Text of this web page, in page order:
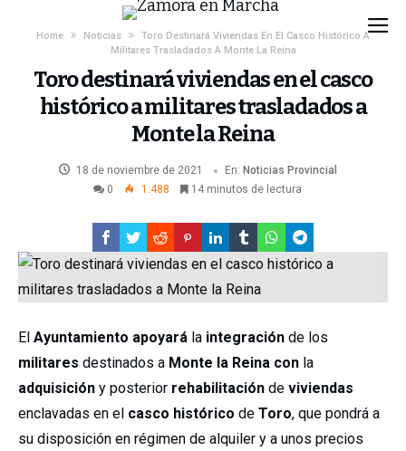
Home Noticias
Toro Destinará Viviendas En El Casco Histórico A
Militares Trasladados A Monte La Reina
Toro destinará viviendas en el casco
histórico a militares trasladados a
Monte la Reina
18 de noviembre de 2021 En: Noticias Provincial
0
1.488 14 minutos de lectura
El Ayuntamiento apoyará la integración de los
militares destinados a Monte la Reina con la
adquisición y posterior rehabilitación de viviendas
enclavadas en el casco histórico de Toro, que pondrá a
su disposición en régimen de alquiler y a unos precios